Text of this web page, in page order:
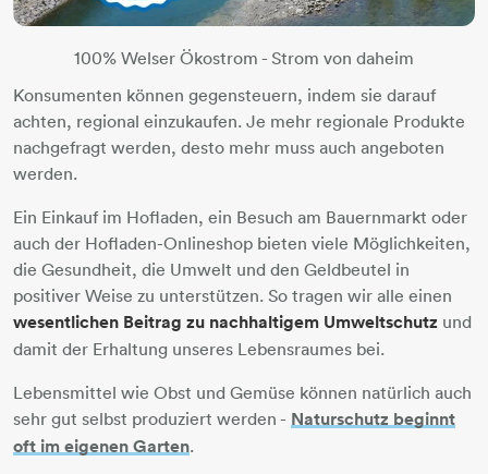
100% Welser Ökostrom - Strom von daheim
Konsumenten können gegensteuern, indem sie darauf
achten, regional einzukaufen. Je mehr regionale Produkte
nachgefragt werden, desto mehr muss auch angeboten
werden.
Ein Einkauf im Hofladen, ein Besuch am Bauernmarkt oder
auch der Hofladen-Onlineshop bieten viele Möglichkeiten,
die Gesundheit, die Umwelt und den Geldbeutel in
positiver Weise zu unterstützen. So tragen wir alle einen
wesentlichen Beitrag zu nachhaltigem Umweltschutz und
damit der Erhaltung unseres Lebensraumes bei.
Lebensmittel wie Obst und Gemüse können natürlich auch
sehr gut selbst produziert werden - Naturschutz beginnt
oft im eigenen Garten​​​​​​​.